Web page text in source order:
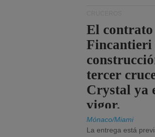
El contrato
Fincantieri
tercer
Crystal ya
vigor.
Mónaco/Miami
La entrega está